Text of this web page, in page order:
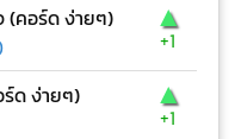
(คอร์ด ง่ายๆ) ▲
+1
ด ง่ายๆ) ▲
+1